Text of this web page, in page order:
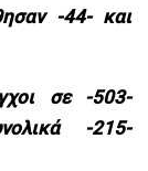
-44- και
σε -503-
-215-